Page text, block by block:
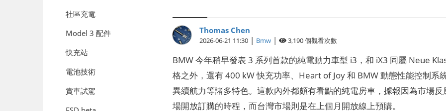
社區充電
Model 3 配件
快充站
電池技術
賞車試駕
Thomas Chen
2026-06-21 11:30 | Bmw | 3,190個觀看次數
BMW 今年稍早發表 3 系列首款的純電動力車型 i3，和 iX3 同屬 Neue
格之外，還有 400 kW 快充功率、Heart of Joy 和 BMW 動態性能控制系
異續航力等諸多特色。這款內外都頗有看點的純電房車，據報因為市場
場開放訂購的時程，而台灣市場則是在上個月開放線上預購。